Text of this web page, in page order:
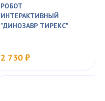
РОБОТ
ИНТЕРАКТИВНЫЙ
"ДИНОЗАВР ТИРЕКС"
2 730 ₽